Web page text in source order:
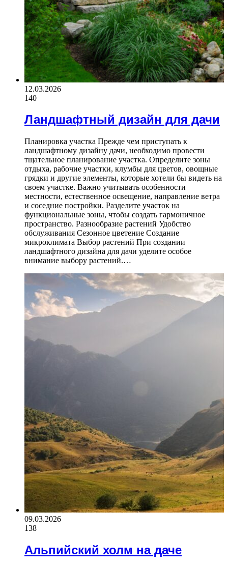
12.03.2026
140
Ландшафтный дизайн для дачи
Планировка участка Прежде чем приступать к
ландшафтному дизайну дачи, необходимо провести
тщательное планирование участка. Определите зоны
отдыха, рабочие участки, клумбы для цветов, овощные
грядки и другие элементы, которые хотели бы видеть на
своем участке. Важно учитывать особенности
местности, естественное освещение, направление ветра
и соседние постройки. Разделите участок на
функциональные зоны, чтобы создать гармоничное
пространство. Разнообразие растений Удобство
обслуживания Сезонное цветение Создание
микроклимата Выбор растений При создании
ландшафтного дизайна для дачи уделите особое
внимание выбору растений.…
09.03.2026
138
Альпийский холм на даче